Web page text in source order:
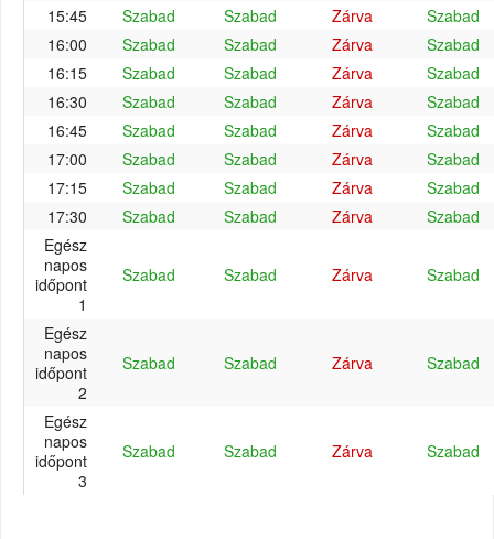
15:45
Szabad Szabad Zárva
Szabad
16:00
Szabad Szabad Zárva
Szabad
16:15
Szabad Szabad Zárva
Szabad
16:30
Szabad Szabad Zárva
Szabad
16:45
Szabad Szabad Zárva
Szabad
17:00
Szabad Szabad Zárva
Szabad
17:15
Szabad Szabad Zárva
Szabad
17:30
Szabad Szabad Zárva
Szabad
Egész
napos
időpont
1
Szabad Szabad Zárva Szabad
Egész
napos
időpont
2
Szabad Szabad Zárva Szabad
Egész
napos
időpont
3
Szabad Szabad Zárva Szabad